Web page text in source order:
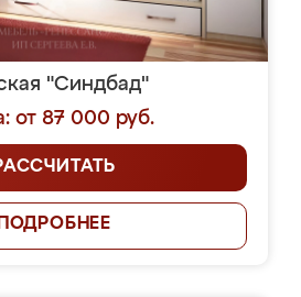
"Синдбад"
от 87 000 руб.
ПОДРОБНЕЕ